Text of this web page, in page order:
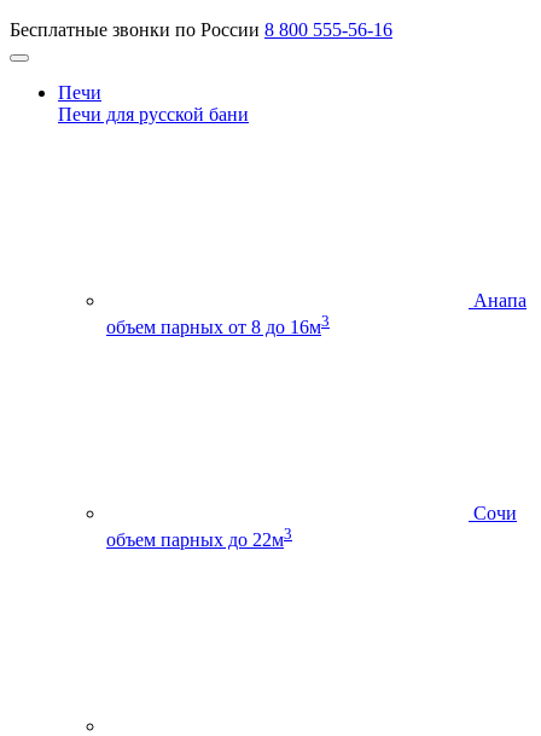
Бесплатные звонки по России 8 800 555-56-16
Печи
Печи для русской бани
Анапа
объем парных от 8 до 16м3
Сочи
объем парных до 22м3